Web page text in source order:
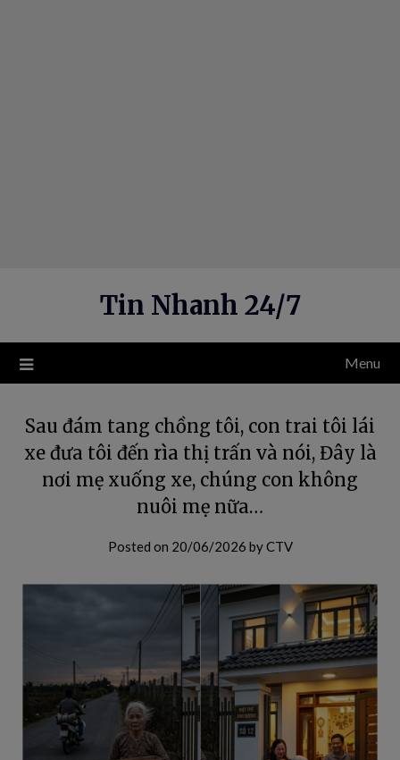
Tin Nhanh 24/7
Menu
Sau đám tang chồng tôi, con trai tôi lái
xe đưa tôi đến rìa thị trấn và nói, Đây là
nơi mẹ xuống xe, chúng con không
nuôi mẹ nữa…
Posted on 20/06/2026 byCTV